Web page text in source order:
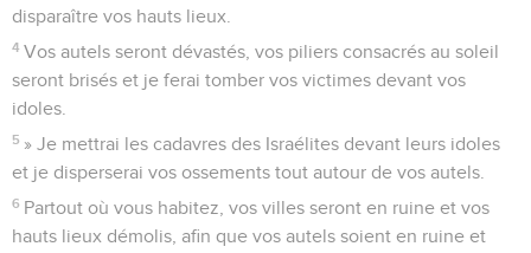
disparaître vos hauts lieux.
4 Vos autels seront dévastés, vos piliers consacrés au soleil
seront brisés et je ferai tomber vos victimes devant vos
idoles.
5 » Je mettrai les cadavres des Israélites devant leurs idoles
et je disperserai vos ossements tout autour de vos autels.
6 Partout où vous habitez, vos villes seront en ruine et vos
hauts lieux démolis, afin que vos autels soient en ruine et